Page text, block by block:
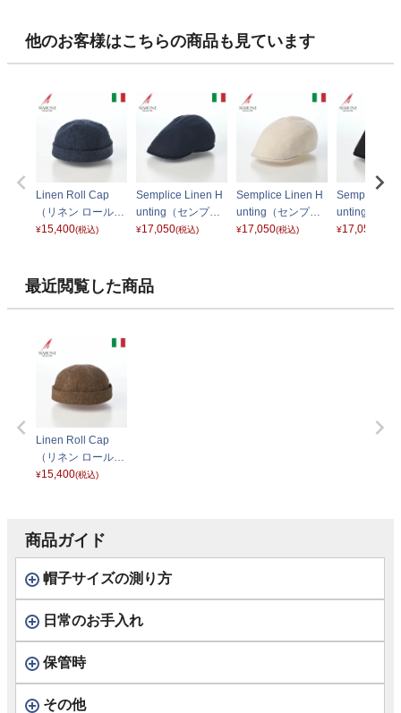
他のお客様はこちらの商品も見ています
Linen Roll Cap
（リネン ロールキ
ャップ） CT82524
¥15,400(税込)
Semplice Linen H
unting（センプリ
チェ リネン ハンチ
¥17,050(税込)
Semplice Linen H
unting（センプリ
チェ リネン ハンチ
¥17,050(税込)
Semplice
unting（セ
チェ リネン
¥17,050
最近閲覧した商品
Linen Roll Cap
（リネン ロールキ
ャップ） CT82524
¥15,400(税込)
商品ガイド
帽子サイズの測り方
日常のお手入れ
保管時
その他